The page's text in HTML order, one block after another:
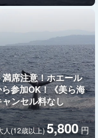
席注意！ホエール
参加OK！《美ら海
ンセル料なし
人(12歳以上)5,800 円